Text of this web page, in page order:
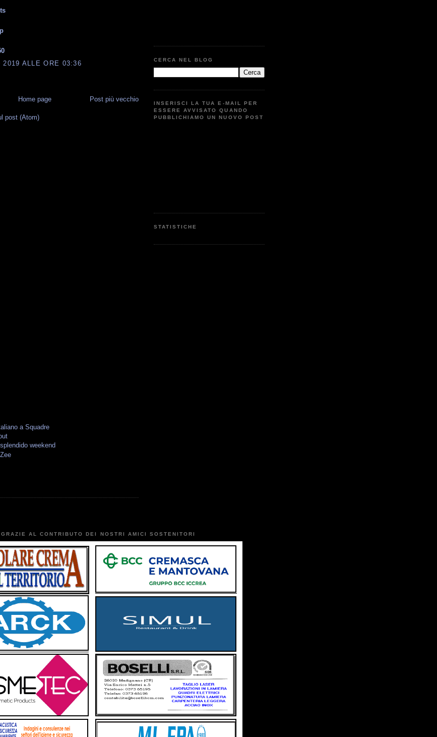
2019 ALLE ORE 03:36
Post più vecchio
Home page
post (Atom)
a Squadre
weekend
CERCA NEL BLOG
INSERISCI LA TUA E-MAIL PER
ESSERE AVVISATO QUANDO
PUBBLICHIAMO UN NUOVO POST
STATISTICHE
GRAZIE AL CONTRIBUTO DEI NOSTRI AMICI SOSTENITORI